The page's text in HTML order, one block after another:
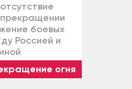
боевых
Россией и
огня